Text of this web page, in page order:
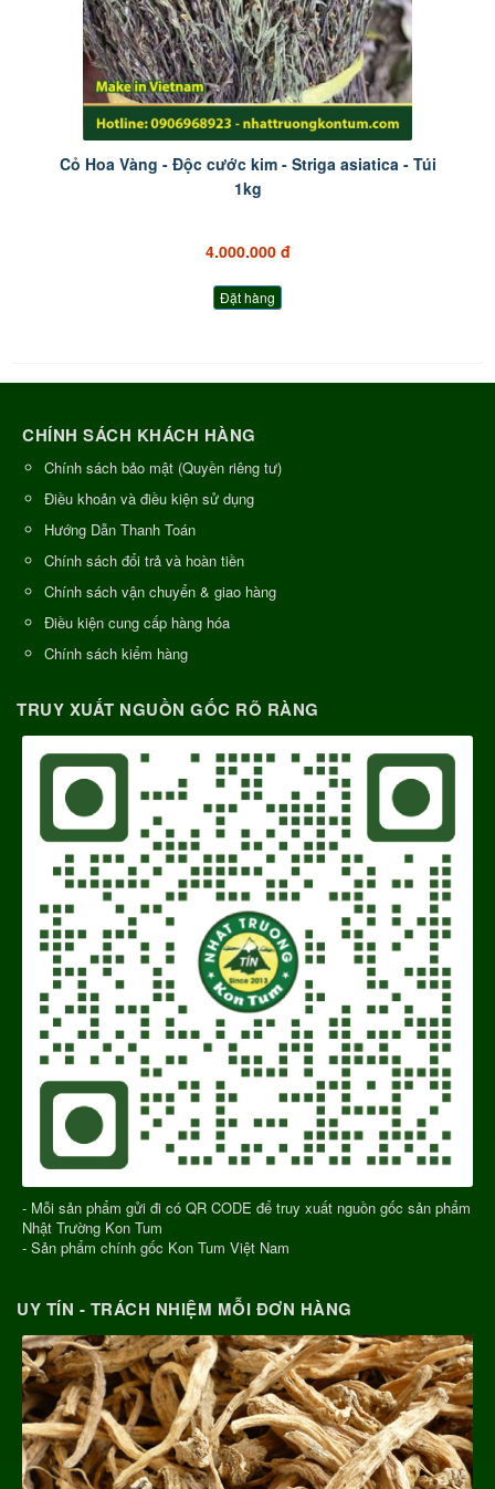
Cỏ Hoa Vàng - Độc cước kim - Striga asiatica - Túi
1kg
4.000.000 đ
Đặt hàng
CHÍNH SÁCH KHÁCH HÀNG
Chính sách bảo mật (Quyền riêng tư)
Điều khoản và điều kiện sử dụng
Hướng Dẫn Thanh Toán
Chính sách đổi trả và hoàn tiền
Chính sách vận chuyển & giao hàng
Điều kiện cung cấp hàng hóa
Chính sách kiểm hàng
TRUY XUẤT NGUỒN GỐC RÕ RÀNG
- Mỗi sản phẩm gửi đi có QR CODE để truy xuất nguồn gốc sản phẩm
Nhật Trường Kon Tum
- Sản phẩm chính gốc Kon Tum Việt Nam
UY TÍN - TRÁCH NHIỆM MỖI ĐƠN HÀNG